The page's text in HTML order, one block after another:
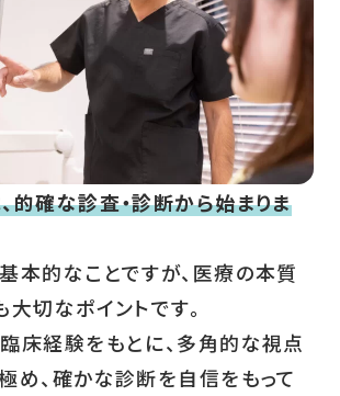
的確な診査・診断から始まりま
本的なことですが、医療の本質
大切なポイントです。
床経験をもとに、多角的な視点
め、確かな診断を自信をもって